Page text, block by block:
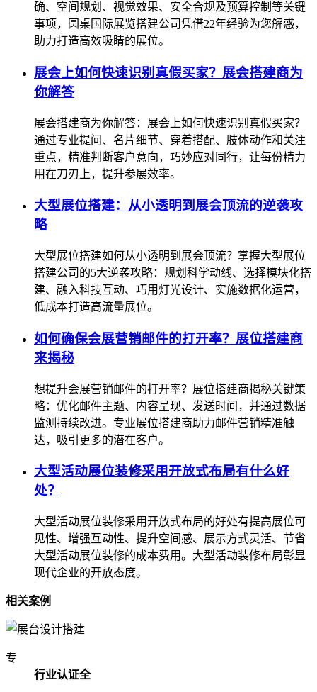
确、空间规划、视觉效果、安全合规及预算控制等关键
事项，圆桌国际展览搭建公司凭借22年经验为您解惑，
助力打造高效吸睛的展位。
展会上如何快速识别真假买家？展会搭建商为
你解答
展会搭建商为你解答：展会上如何快速识别真假买家？
通过专业提问、名片细节、穿着搭配、肢体动作和关注
重点，精准判断客户意向，巧妙应对同行，让每份精力
用在刀刃上，提升参展效率。
大型展位搭建：从小透明到展会顶流的逆袭攻
略
大型展位搭建如何从小透明到展会顶流？掌握大型展位
搭建公司的5大逆袭攻略：规划科学动线、选择模块化搭
建、融入科技互动、巧用灯光设计、实施数据化运营，
低成本打造高流量展位。
如何确保会展营销邮件的打开率？展位搭建商
来揭秘
想提升会展营销邮件的打开率？展位搭建商揭秘关键策
略：优化邮件主题、内容呈现、发送时间，并通过数据
监测持续改进。专业展位搭建商助力邮件营销精准触
达，吸引更多的潜在客户。
大型活动展位装修采用开放式布局有什么好
处？
大型活动展位装修采用开放式布局的好处有提高展位可
见性、增强互动性、提升空间感、展示方式灵活、节省
大型活动展位装修的成本费用。大型活动装修布局彰显
现代企业的开放态度。
相关案例
专
行业认证全